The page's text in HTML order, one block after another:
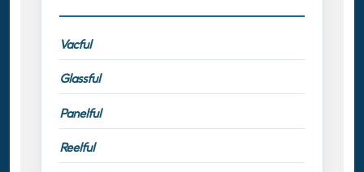
Vacful
Glassful
Panelful
Reelful